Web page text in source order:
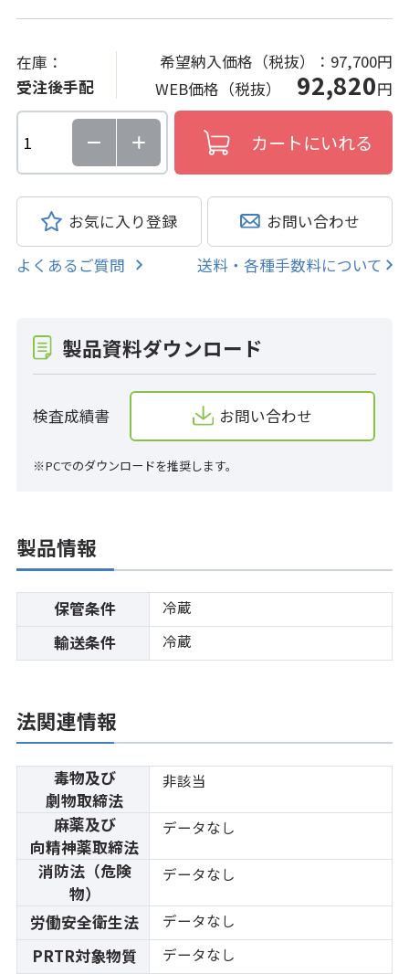
在庫：
受注後手配
希望納入価格（税抜）： 97,700円
WEB価格（税抜） 92,820円
お気に入り登録 お問い合わせ
よくあるご質問 送料・各種手数料について
製品資料ダウンロード
検査成績書 お問い合わせ
※PCでのダウンロードを推奨します。
製品情報
保管条件 冷蔵
輸送条件 冷蔵
法関連情報
毒物及び
劇物取締法
非該当
麻薬及び
向精神薬取締法
データなし
消防法（危険
物）
データなし
労働安全衛生法 データなし
PRTR対象物質 データなし